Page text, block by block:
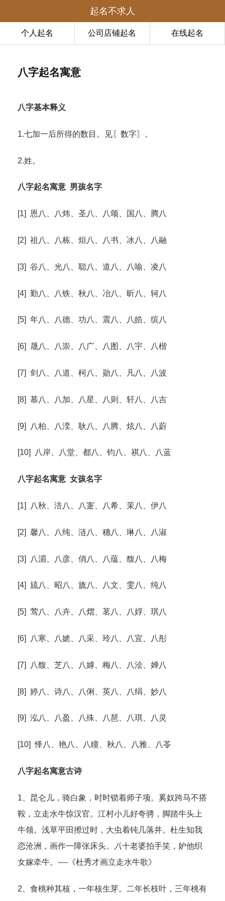
起名不求人
个人起名 公司店铺起名 在线起名
八字起名寓意
八字基本释义
1.七加一后所得的数目。见〖数字〗。
2.姓。
八字起名寓意 男孩名字
[1] 恩八、八炜、圣八、八颂、国八、腾八
[2] 祖八、八栋、烜八、八书、冰八、八融
[3] 谷八、光八、聪八、道八、八喻、凌八
[4] 勤八、八铁、秋八、冶八、昕八、轲八
[5] 年八、八德、功八、震八、八皓、缤八
[6] 晟八、八崇、八广、八图、八宇、八楷
[7] 剑八、八道、柯八、勋八、凡八、八波
[8] 慕八、八加、八星、八则、轩八、八吉
[9] 八柏、八湙、耿八、八腾、炫八、八蔚
[10] 八岸、八堂、都八、钧八、祺八、八蓝
八字起名寓意 女孩名字
[1] 八秋、涪八、八寁、八希、茉八、伊八
[2] 馨八、八纯、涟八、穗八、琳八、八淑
[3] 八湄、八彦、俏八、八蕴、馥八、八梅
[4] 旈八、昭八、旒八、八文、雯八、纯八
[5] 莺八、八卉、八熠、茗八、八娐、琪八
[6] 八寒、八婋、八采、玲八、八宜、八彤
[7] 八馥、芝八、八嫭、梅八、八浍、婵八
[8] 婷八、诗八、八俐、英八、八绢、妙八
[9] 泓八、八盈、八殊、八琶、八琪、八灵
[10] 怿八、艳八、八瞳、秋八、八雅、八苓
八字起名寓意古诗
1、昆仑儿，骑白象，时时锁着师子项。奚奴跨马不搭
鞍，立走水牛惊汉官。江村小儿好夸骋，脚踏牛头上
牛领。浅草平田攃过时，大虫着钝几落井。杜生知我
恋沧洲，画作一障张床头。
八十老婆拍手笑，妒他织
女嫁牵牛。----《杜秀才画立走水牛歌》
2、食桃种其核，一年核生芽。二年长枝叶，三年桃有